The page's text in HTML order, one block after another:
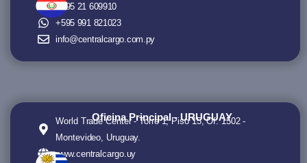
+595 21 609910
+595 991 821023
info@centralcargo.com.py
Oficina Principal - URUGUAY
World Trade Center - Torre 1, Piso 15, Of. 1502 -
Montevideo, Uruguay.
www.centralcargo.uy